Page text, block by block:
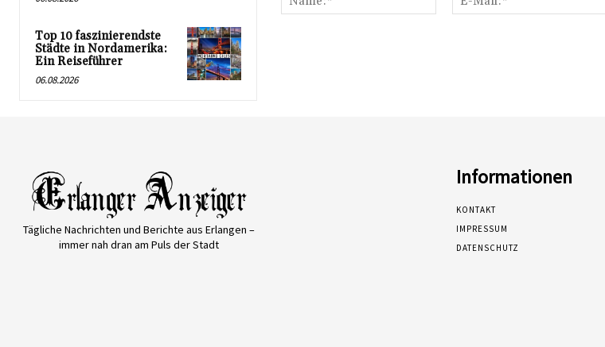
Top 10 faszinierendste
Städte in Nordamerika:
Ein Reiseführer
06.08.2026
Tägliche Nachrichten und Berichte aus Erlangen –
immer nah dran am Puls der Stadt
Informationen
KONTAKT
IMPRESSUM
DATENSCHUTZ